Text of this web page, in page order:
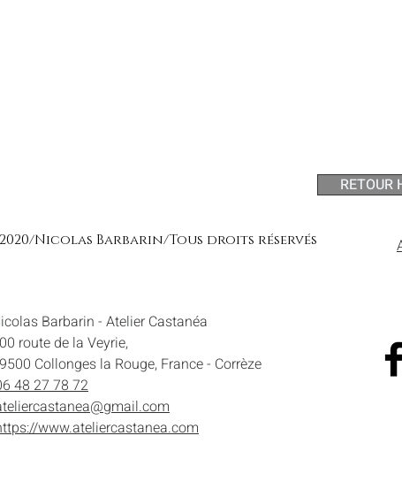
RETOUR
Nicolas Barbarin/Tous droits réservés
Barbarin - Atelier Castanéa
route de la Veyrie,
Collonges la Rouge, France - Corrèze
48 27 78 72
www.ateliercastanea.com